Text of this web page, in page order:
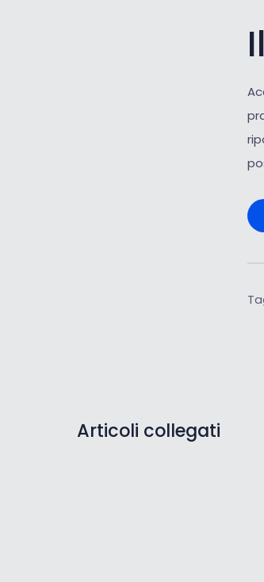
Articoli collegati